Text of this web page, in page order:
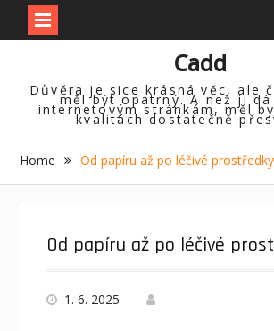
content
Cadd
Důvěra je sice krásná věc, ale
měl být opatrný. A než ji dá
internetovým stránkám, měl
kvalitách dostatečně
Home Od papíru až po léčivé prostředky
Od papíru až po léčivé
1. 6. 2025